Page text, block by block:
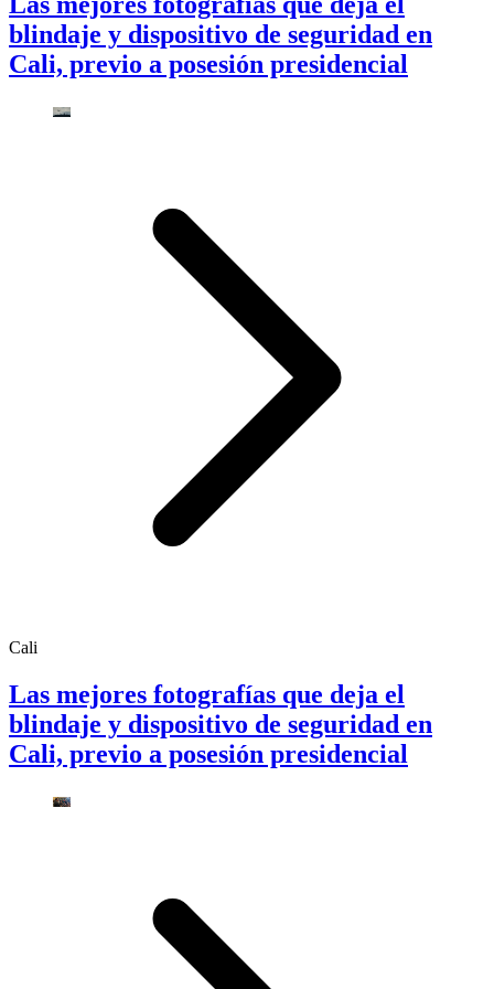
blindaje y dispositivo de seguridad en
Cali, previo a posesión presidencial
Cali
Las mejores fotografías que deja el
blindaje y dispositivo de seguridad en
Cali, previo a posesión presidencial